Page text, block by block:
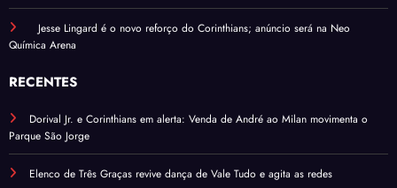
Jesse Lingard é o novo reforço do Corinthians; anúncio será na Neo
Química Arena
RECENTES
Dorival Jr. e Corinthians em alerta: Venda de André ao Milan movimenta o
Parque São Jorge
Elenco de Três Graças revive dança de Vale Tudo e agita as redes